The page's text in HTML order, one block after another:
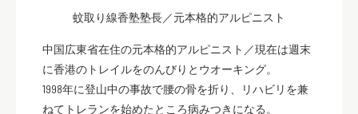
蚊取り線香塾塾長／元本格的アルピニスト
中国広東省在住の元本格的アルピニスト／現在は週末
に香港のトレイルをのんびりとウオーキング。
1998年に登山中の事故で腰の骨を折り、リハビリを兼
ねてトレランを始めたところ病みつきになる。